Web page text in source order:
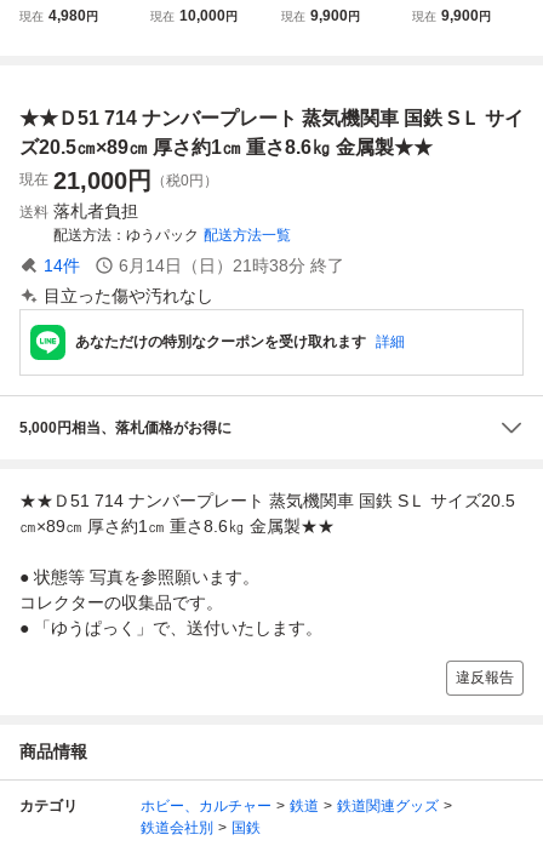
1形式 蒸気機関車
現在 4,980円
ナンバープレート
現在 10,000円
ート 銘板 D511 鉄
現在 9,900円
ート 銘板 D511 鉄
現在 9,900円
★★Ｄ51 714 ナンバープレート 蒸気機関車 国鉄 SＬ サイ
ズ20.5㎝×89㎝ 厚さ約1㎝ 重さ8.6㎏ 金属製★★
現在 21,000円
（税0円）
送料 落札者負担
配送方法 ゆうパック 配送方法一覧
14件 6月14日（日）21時38分 終了
目立った傷や汚れなし
あなただけの特別なクーポンを受け取れます 詳細
5,000円相当、落札価格がお得に
★★Ｄ51 714 ナンバープレート 蒸気機関車 国鉄 SＬ サイズ20.5
㎝×89㎝ 厚さ約1㎝ 重さ8.6㎏ 金属製★★
● 状態等 写真を参照願います。
コレクターの収集品です。
● 「ゆうぱっく」で、送付いたします。
違反報告
商品情報
カテゴリ ホビー、カルチャー 鉄道
鉄道関連グッズ
鉄道会社別
国鉄